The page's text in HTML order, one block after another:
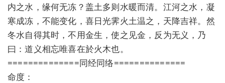
内之水，缘何无冻？盖土多则水暖而清。江河之水，凝
寒成冻，不能变化，喜日光霁火土温之，天降吉祥。然
冬水自得其时，不用金生，使之见金，反为无义，乃
曰：道义相忘唯喜在於火木也。
==============同经同络==============
命度：